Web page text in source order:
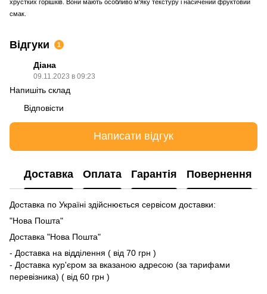
хрустких горішків. Вони мають особливо м'яку текстуру і насичений фруктовий
смак.
Відгуки 1
Діана
09.11.2023 в 09:23
Напишіть склад
Відповісти
Написати відгук
Доставка Оплата Гарантія Повернення
Доставка по Україні здійснюється сервісом доставки:
"Нова Пошта"
Доставка "Нова Пошта"
- Доставка на відділення ( від 70 грн )
- Доставка кур'єром за вказаною адресою (за тарифами
перевізника) ( від 60 грн )